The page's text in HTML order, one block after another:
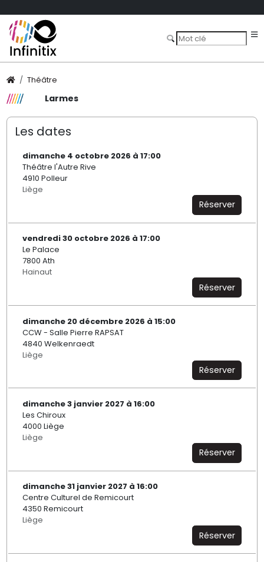
Théâtre
Larmes
Les dates
dimanche 4 octobre 2026 à 17:00
Théâtre l'Autre Rive
4910 Polleur
Liège
Réserver
vendredi 30 octobre 2026 à 17:00
Le Palace
7800 Ath
Hainaut
Réserver
dimanche 20 décembre 2026 à 15:00
CCW - Salle Pierre RAPSAT
4840 Welkenraedt
Liège
Réserver
dimanche 3 janvier 2027 à 16:00
Les Chiroux
4000 Liège
Liège
Réserver
dimanche 31 janvier 2027 à 16:00
Centre Culturel de Remicourt
4350 Remicourt
Liège
Réserver